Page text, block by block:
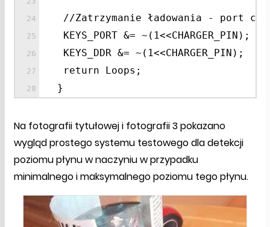
//Zatrzymanie ładowania - port
KEYS_PORT &= ~(1<<CHARGER_PIN);
KEYS_DDR &= ~(1<<CHARGER_PIN);
return Loops;
}
Na fotografii tytułowej i fotografii 3 pokazano
wygląd prostego systemu testowego dla detekcji
poziomu płynu w naczyniu w przypadku
minimalnego i maksymalnego poziomu tego płynu.